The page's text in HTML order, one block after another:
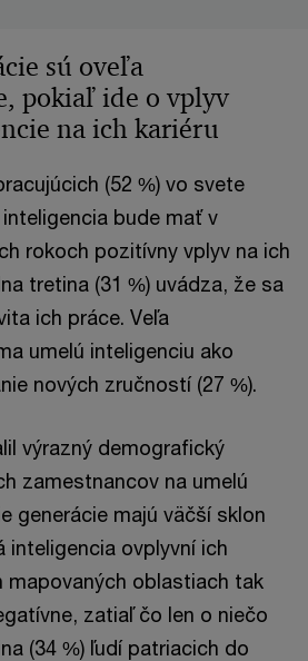
sú oveľa
pokiaľ ide o vplyv
na ich kariéru
(52 %) vo svete
bude mať v
rokoch pozitívny vplyv na ich
tretina (31 %) uvádza, že sa
ich práce. Veľa
umelú inteligenciu ako
nových zručností (27 %).
výrazný demografický
zamestnancov na umelú
generácie majú väčší sklon
inteligencia ovplyvní ich
mapovaných oblastiach tak
zatiaľ čo len o niečo
(34 %) ľudí patriacich do